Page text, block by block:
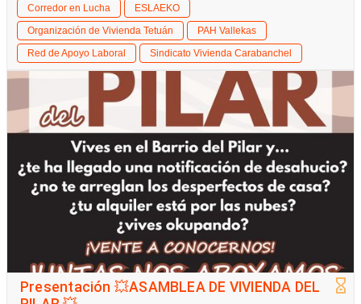
Corredor en Lucha
ESLAEKO
Organización de Vivienda Tetuán
PAH Vallekas
Red de Apoyo Laboral
Sindicato Vivienda Carabanchel
Presentación 💥ASAMBLEA DE VIVIENDA DEL